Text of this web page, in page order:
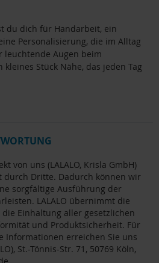
du dich für Handarbeit, ein
Personalisierung, die im Alltag
leuchtende Augen beim
Stück Nähe, das jeden Tag
von uns (LALALO, Krisla GmbH)
Dritte. Dadurch können wir
sorgfältige Ausführung der
LALALO übernimmt die
Einhaltung aller gesetzlichen
und Produktsicherheit. Für
Informationen erreichen Sie uns
St.-Tönnis-Str. 71, 50769 Köln,